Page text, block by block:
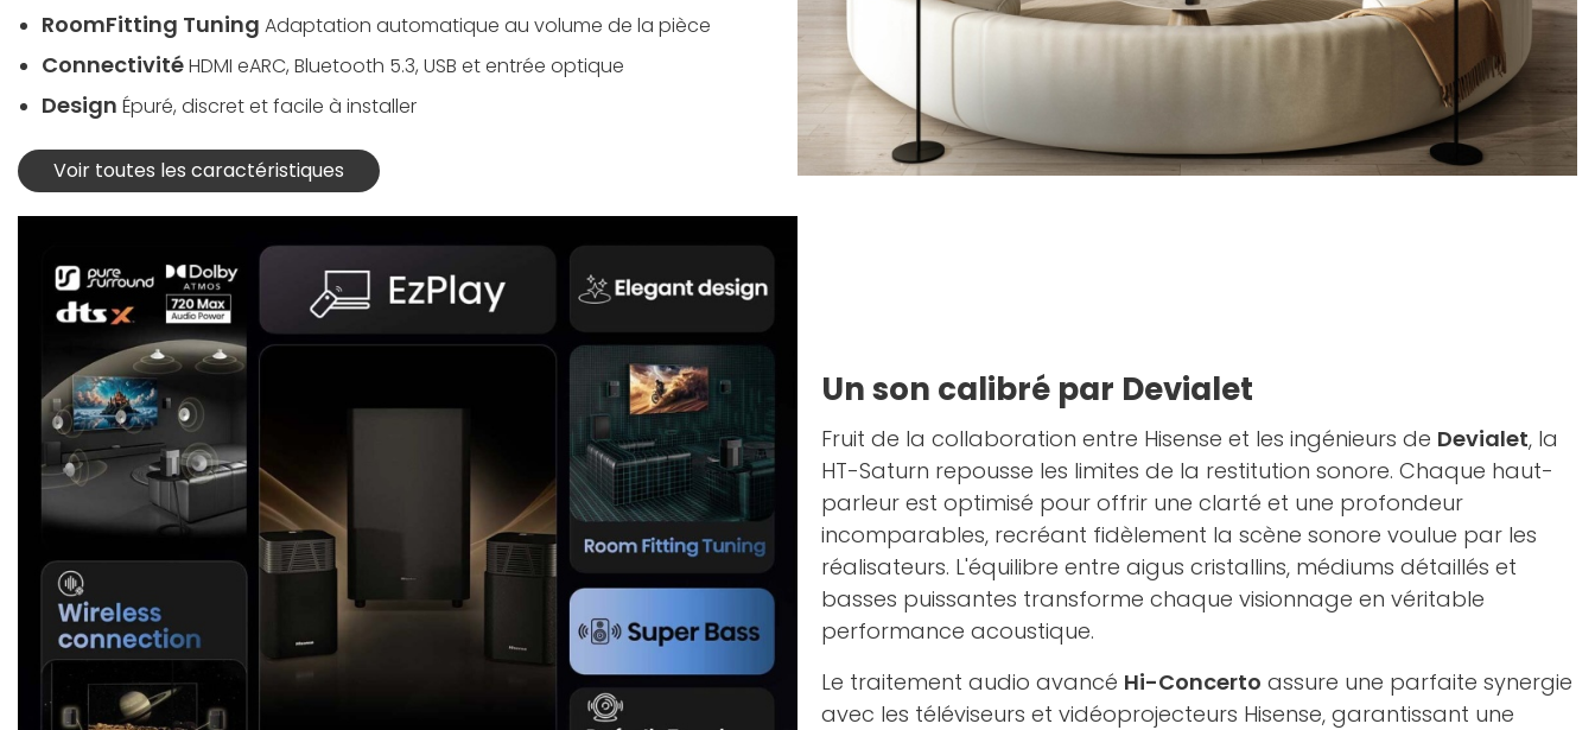
RoomFitting Tuning Adaptation automatique au volume de la pièce
ConnectivitéHDMI eARC, Bluetooth 5.3, USB et entrée optique
Design Épuré, discret et facile à installer
Voir toutes les caractéristiques
Un son calibré par Devialet
Fruit de la collaboration entre Hisense et les ingénieurs de Devialet, la
HT-Saturn repousse les limites de la restitution sonore. Chaque haut-
parleur est optimisé pour offrir une clarté et une profondeur
incomparables, recréant fidèlement la scène sonore voulue par les
réalisateurs. L'équilibre entre aigus cristallins, médiums détaillés et
basses puissantes transforme chaque visionnage en véritable
performance acoustique.
Le traitement audio avancé Hi-Concerto assure une parfaite synergie
avec les téléviseurs et vidéoprojecteurs Hisense, garantissant une